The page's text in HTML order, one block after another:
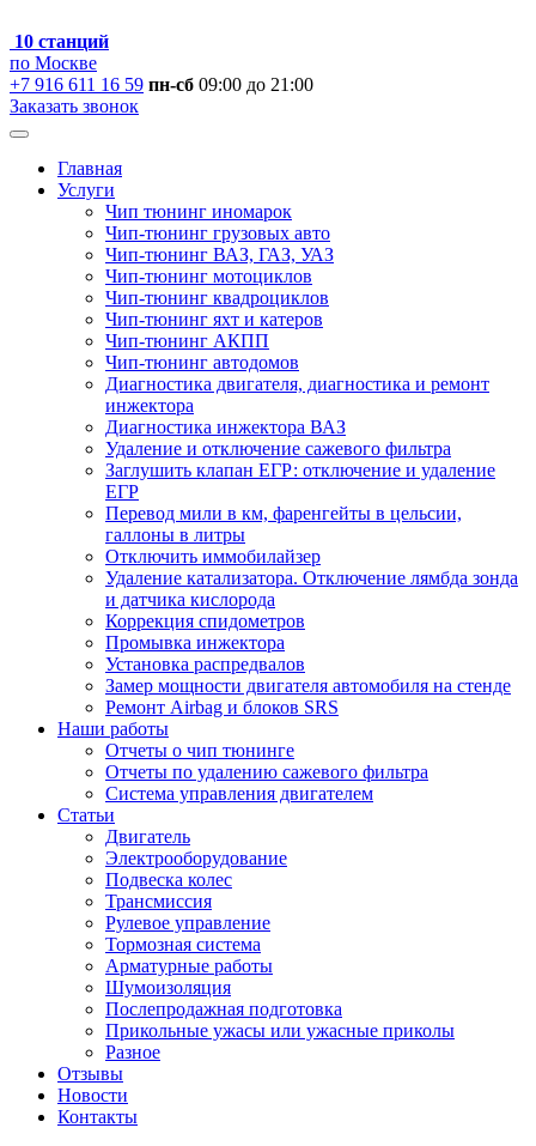
10 станций
по Москве
+7 916 611 16 59 пн-сб 09:00 до 21:00
Заказать звонок
Главная
Услуги
Чип тюнинг иномарок
Чип-тюнинг грузовых авто
Чип-тюнинг ВАЗ, ГАЗ, УАЗ
Чип-тюнинг мотоциклов
Чип-тюнинг квадроциклов
Чип-тюнинг яхт и катеров
Чип-тюнинг АКПП
Чип-тюнинг автодомов
Диагностика двигателя, диагностика и ремонт
инжектора
Диагностика инжектора ВАЗ
Удаление и отключение сажевого фильтра
Заглушить клапан ЕГР: отключение и удаление
ЕГР
Перевод мили в км, фаренгейты в цельсии,
галлоны в литры
Отключить иммобилайзер
Удаление катализатора. Отключение лямбда зонда
и датчика кислорода
Коррекция спидометров
Промывка инжектора
Установка распредвалов
Замер мощности двигателя автомобиля на стенде
Ремонт Airbag и блоков SRS
Наши работы
Отчеты о чип тюнинге
Отчеты по удалению сажевого фильтра
Система управления двигателем
Статьи
Двигатель
Электрооборудование
Подвеска колес
Трансмиссия
Рулевое управление
Тормозная система
Арматурные работы
Шумоизоляция
Послепродажная подготовка
Прикольные ужасы или ужасные приколы
Разное
Отзывы
Новости
Контакты